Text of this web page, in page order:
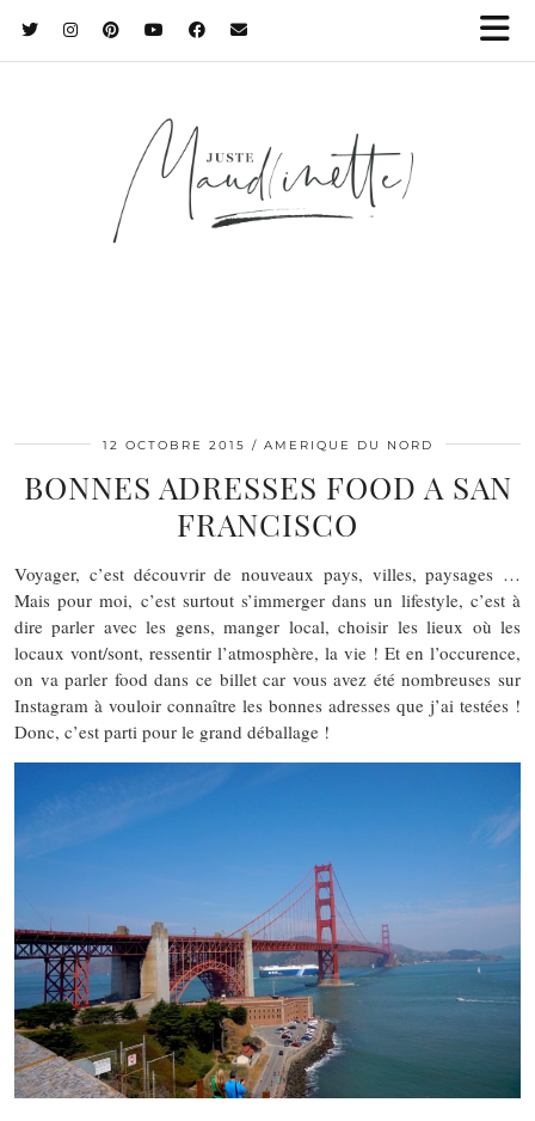
12 OCTOBRE 2015 AMERIQUE DU NORD
BONNES ADRESSES FOOD A SAN
FRANCISCO
Voyager, c’est découvrir de nouveaux pays, villes, paysages …
Mais pour moi, c’est surtout s’immerger dans un lifestyle, c’est à
dire parler avec les gens, manger local, choisir les lieux où les
locaux vont/sont, ressentir l’atmosphère, la vie ! Et en l’occurence,
on va parler food dans ce billet car vous avez été nombreuses sur
Instagram à vouloir connaître les bonnes adresses que j’ai testées !
Donc, c’est parti pour le grand déballage !